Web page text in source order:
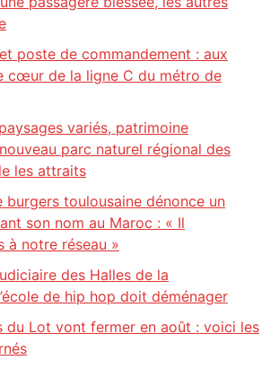
poste de commandement : aux
cœur de la ligne C du métro de
variés, patrimoine
parc naturel régional des
les attraits
burgers toulousaine dénonce un
son nom au Maroc : « Il
à notre réseau »
des Halles de la
de hip hop doit déménager
du Lot vont fermer en août : voici les